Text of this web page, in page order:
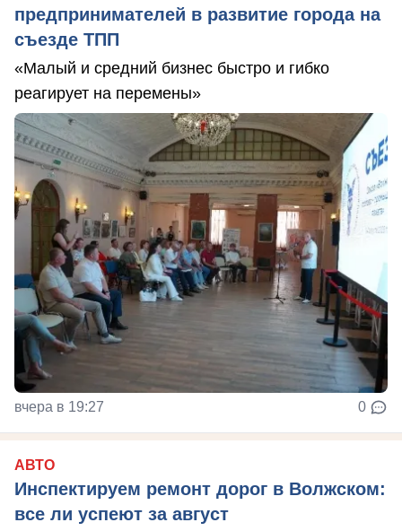
предпринимателей в развитие города на
съезде ТПП
«Малый и средний бизнес быстро и гибко
реагирует на перемены»
вчера в 19:27 0
АВТО
Инспектируем ремонт дорог в Волжском:
все ли успеют за август